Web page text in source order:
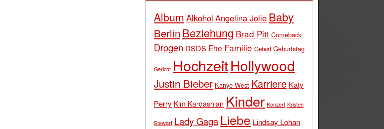
Album Alkohol Angelina Jolie Baby
Berlin Beziehung Brad Pitt Comeback
Drogen DSDS Ehe Familie Geburt Geburtstag
Gericht HochzeitHollywood
Justin Bieber Kanye West Karriere Katy
Perry Kim Kardashian Kinder Konzert Kristen
Stewart Lady Gaga Liebe Lindsay Lohan